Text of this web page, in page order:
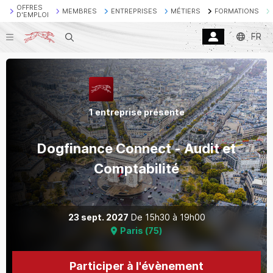
OFFRES
D'EMPLOI
MEMBRES ENTREPRISES MÉTIERS FORMATIONS
Recherche FR
1 entreprise présente
Dogfinance Connect - Audit et
Comptabilité
23 sept. 2027 De 15h30 à 19h00
Paris (75)
Participer à l'évènement